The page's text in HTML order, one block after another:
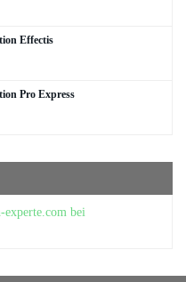
Effectis
Pro Express